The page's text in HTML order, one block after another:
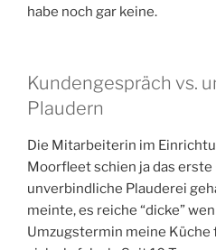
habe noch gar keine.
Kundengespräch vs.
Plaudern
Die Mitarbeiterin im
Moorfleet schien ja das erste
unverbindliche Plauderei
meinte, es reiche “dicke”
Umzugstermin meine Küche